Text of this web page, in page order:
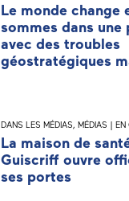
Le monde change
sommes dans une
avec des troubles
géostratégiques
DANS LES MÉDIAS, MÉDIAS | EN
La maison de
Guiscriff ouvre
ses portes